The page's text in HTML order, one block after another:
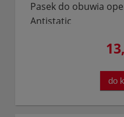
Pasek do obuwia
Antistatic
do